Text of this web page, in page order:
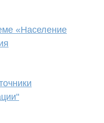
«Население